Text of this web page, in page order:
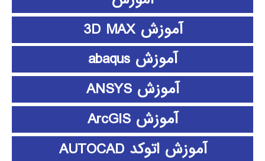
آموزش 3D MAX
آموزش abaqus
آموزش ANSYS
آموزش ArcGIS
آموزش اتوکد AUTOCAD